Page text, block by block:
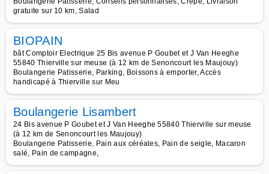
gratuite sur 10 km, Salad
BIOPAIN
bât Comptoir Electrique 25 Bis avenue P Goubet et J Van Heeghe
55840 Thierville sur meuse (à 12 km de Senoncourt les Maujouy)
Boulangerie Patisserie, Parking, Boissons à emporter, Accès
handicapé à Thierville sur Meu
Boulangerie Lisambert
24 Bis avenue P Goubet et J Van Heeghe 55840 Thierville sur meuse
(à 12 km de Senoncourt les Maujouy)
Boulangerie Patisserie, Pain aux céréales, Pain de seigle, Macaron
salé, Pain de campagne,